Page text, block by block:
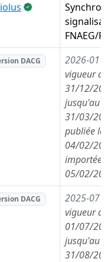
FNAEG/
DACG 2026-01
vigueur
31/12/
jusqu'au
31/03/
publiée le
04/02/
importée
05/02/
DACG 2025-07
vigueur
01/07/
jusqu'au
31/08/